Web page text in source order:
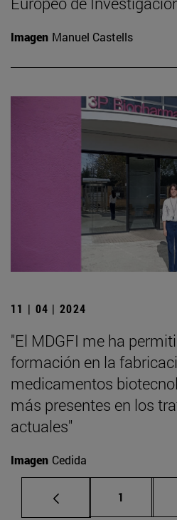
Imagen Manuel Castells
11 | 04 | 2024
"El MDGFI me ha
formación en la
medicamentos
más presentes en los
actuales"
Imagen Cedida
Página
1